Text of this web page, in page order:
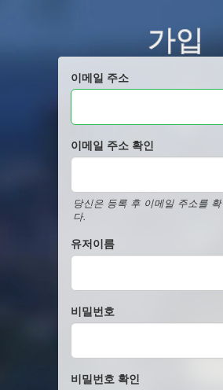
가입
이메일 주소
이메일 주소 확인
당신은 등록 후 이메일 주소를
다.
유저이름
비밀번호
비밀번호 확인